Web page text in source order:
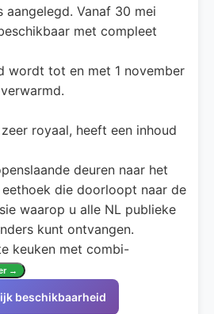
aangelegd. Vanaf 30 mei
met compleet
wordt tot en met 1 november
zeer royaal, heeft een inhoud
deuren naar het
die doorloopt naar de
waarop u alle NL publieke
kunt ontvangen.
keuken met combi-
→
beschikbaarheid